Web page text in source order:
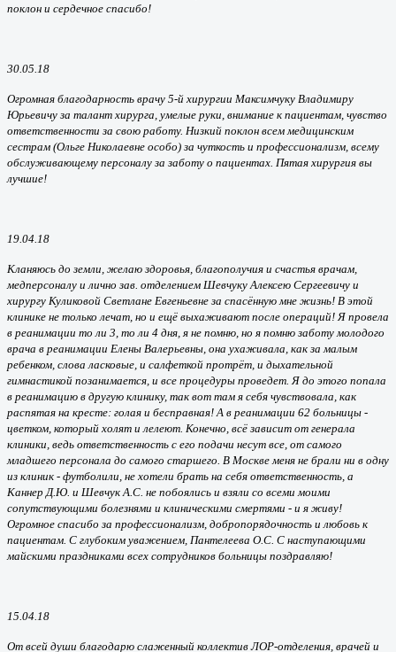
поклон и сердечное спасибо!
30.05.18
Огромная благодарность врачу 5-й хирургии Максимчуку Владимиру
Юрьевичу за талант хирурга, умелые руки, внимание к пациентам, чувство
ответственности за свою работу. Низкий поклон всем медицинским
сестрам (Ольге Николаевне особо) за чуткость и профессионализм, всему
обслуживающему персоналу за заботу о пациентах. Пятая хирургия вы
лучшие!
19.04.18
Кланяюсь до земли, желаю здоровья, благополучия и счастья врачам,
медперсоналу и лично зав. отделением Шевчуку Алексею Сергеевичу и
хирургу Куликовой Светлане Евгеньевне за спасённую мне жизнь! В этой
клинике не только лечат, но и ещё выхаживают после операций! Я провела
в реанимации то ли 3, то ли 4 дня, я не помню, но я помню заботу молодого
врача в реанимации Елены Валерьевны, она ухаживала, как за малым
ребенком, слова ласковые, и салфеткой протрёт, и дыхательной
гимнастикой позанимается, и все процедуры проведет. Я до этого попала
в реанимацию в другую клинику, так вот там я себя чувствовала, как
распятая на кресте: голая и бесправная! А в реанимации 62 больницы -
цветком, который холят и лелеют. Конечно, всё зависит от генерала
клиники, ведь ответственность с его подачи несут все, от самого
младшего персонала до самого старшего. В Москве меня не брали ни в одну
из клиник - футболили, не хотели брать на себя ответственность, а
Каннер Д.Ю. и Шевчук А.С. не побоялись и взяли со всеми моими
сопутствующими болезнями и клиническими смертями - и я живу!
Огромное спасибо за профессионализм, добропорядочность и любовь к
пациентам. С глубоким уважением, Пантелеева О.С. С наступающими
майскими праздниками всех сотрудников больницы поздравляю!
15.04.18
От всей души благодарю слаженный коллектив ЛОР-отделения, врачей и